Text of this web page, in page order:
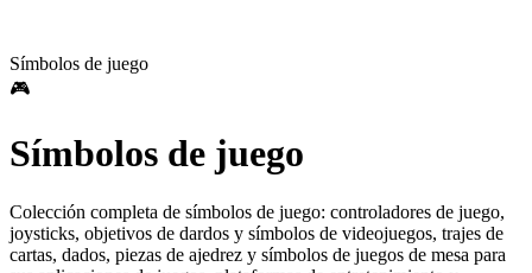
Símbolos de juego
🎮
Símbolos de juego
Colección completa de símbolos de juego: controladores de juego,
joysticks, objetivos de dardos y símbolos de videojuegos, trajes de
cartas, dados, piezas de ajedrez y símbolos de juegos de mesa para